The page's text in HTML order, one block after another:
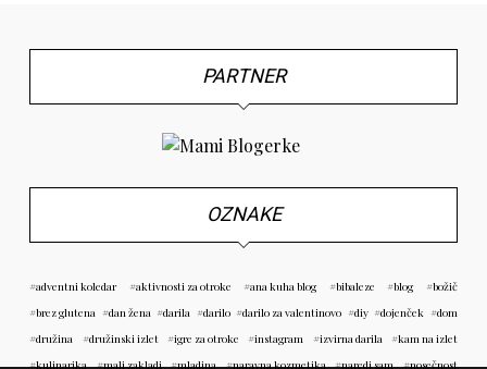
PARTNER
OZNAKE
adventni koledar aktivnosti za otroke ana kuha blog bibaleze blog
božič
brez glutena
dan žena darila darilo darilo za valentinovo diy dojenček
dom
družina
družinski izlet igre za otroke instagram izvirna darila
kam na izlet
kulinarika
mali zakladi mladina naravna kozmetika naredi sam nosečnost